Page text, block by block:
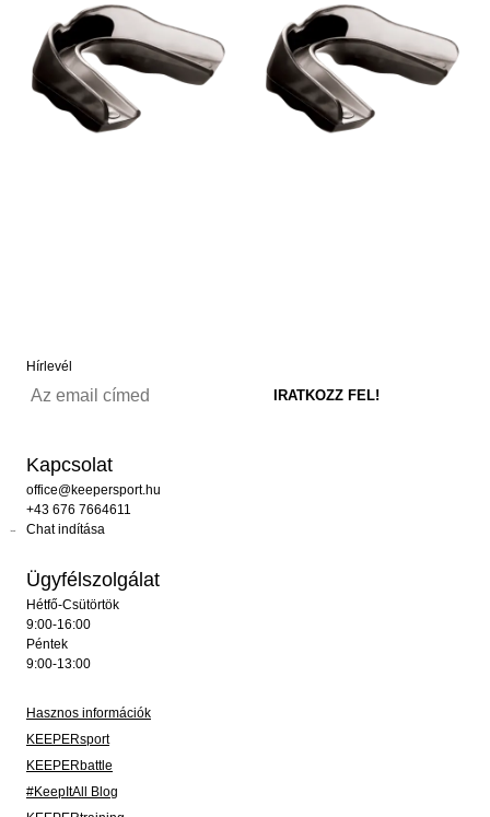
Hírlevél
Kapcsolat
office@keepersport.hu
+43 676 7664611
Chat indítása
Ügyfélszolgálat
Hétfő-Csütörtök
9:00-16:00
Péntek
9:00-13:00
Hasznos információk
KEEPERsport
KEEPERbattle
#KeepItAll Blog